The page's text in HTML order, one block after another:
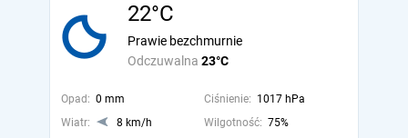
22°C
Odczuwalna 23°C
Prawie bezchmurnie
Opad: 0 mm Ciśnienie: 1017 hPa
Wiatr:
8 km/h Wilgotność: 75%